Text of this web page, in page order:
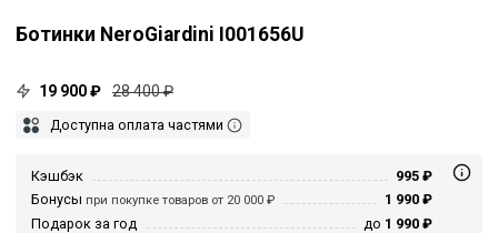
Ботинки NeroGiardini I001656U
19 900 ₽ 28 400 ₽
Доступна оплата частями
Кэшбэк
995 ₽
Бонусы при покупке товаров от 20 000 ₽
1 990 ₽
Подарок за год
до 1 990 ₽